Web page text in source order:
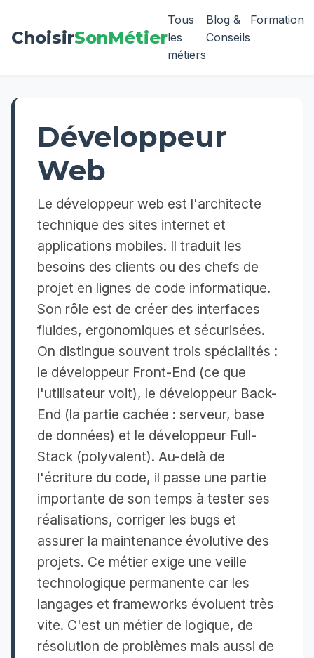
ChoisirSonMétier
Tous
les
métiers
Blog &
Conseils
Formation
Développeur
Web
Le développeur web est l'architecte
technique des sites internet et
applications mobiles. Il traduit les
besoins des clients ou des chefs de
projet en lignes de code informatique.
Son rôle est de créer des interfaces
fluides, ergonomiques et sécurisées.
On distingue souvent trois spécialités :
le développeur Front-End (ce que
l'utilisateur voit), le développeur Back-
End (la partie cachée : serveur, base
de données) et le développeur Full-
Stack (polyvalent). Au-delà de
l'écriture du code, il passe une partie
importante de son temps à tester ses
réalisations, corriger les bugs et
assurer la maintenance évolutive des
projets. Ce métier exige une veille
technologique permanente car les
langages et frameworks évoluent très
vite. C'est un métier de logique, de
résolution de problèmes mais aussi de